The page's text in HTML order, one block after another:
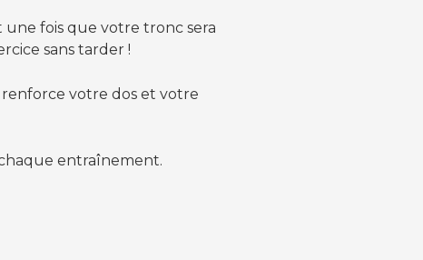
une fois que votre tronc sera
sans tarder !
votre dos et votre
entraînement.